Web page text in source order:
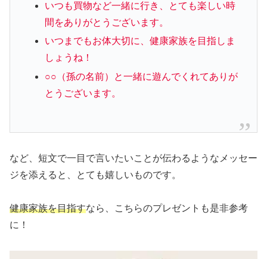
いつも買物など一緒に行き、とても楽しい時
間をありがとうございます。
いつまでもお体大切に、健康家族を目指しま
しょうね！
○○（孫の名前）と一緒に遊んでくれてありが
とうございます。
など、短文で一目で言いたいことが伝わるようなメッセー
ジを添えると、とても嬉しいものです。
健康家族を目指すなら、こちらのプレゼントも是非参考
に！